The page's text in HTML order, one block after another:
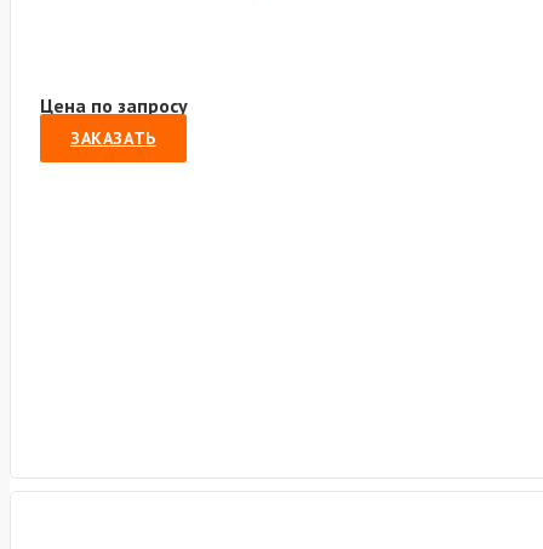
Цена по запросу
ЗАКАЗАТЬ